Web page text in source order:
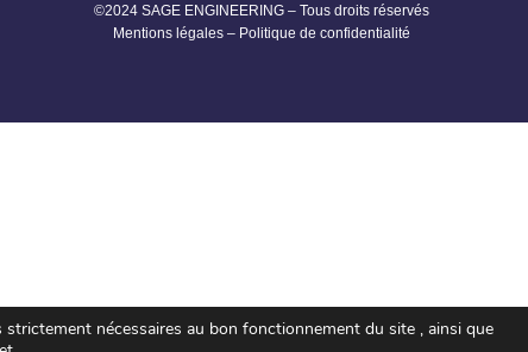
©2024 SAGE ENGINEERING – Tous droits réservés
Mentions légales – Politique de confidentialité
nécessaires au bon fonctionnement du site , ainsi que